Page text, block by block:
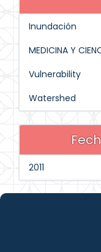
Inundación
MEDICINA Y
Vulnerability
Watershed
2011